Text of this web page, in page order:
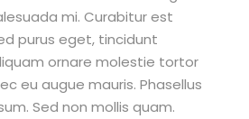
mi. Curabitur est
purus eget, tincidunt
ornare molestie tortor
eu augue mauris. Phasellus
Sed non mollis quam.